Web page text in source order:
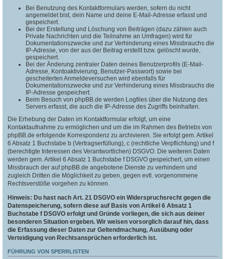
Bei Benutzung des Kontaktformulars werden, sofern du nicht
angemeldet bist, dein Name und deine E-Mail-Adresse erfasst und
gespeichert.
Bei der Erstellung und Löschung von Beiträgen (dazu zählen auch
Private Nachrichten und die Teilnahme an Umfragen) wird für
Dokumentationszwecke und zur Verhinderung eines Missbrauchs die
IP-Adresse, von der aus der Beitrag erstellt bzw. gelöscht wurde,
gespeichert.
Bei der Änderung zentraler Daten deines Benutzerprofils (E-Mail-
Adresse, Kontoaktivierung, Benutzer-Passwort) sowie bei
gescheiterten Anmeldeversuchen wird ebenfalls für
Dokumentationszwecke und zur Verhinderung eines Missbrauchs die
IP-Adresse gespeichert.
Beim Besuch von phpBB.de werden Logfiles über die Nutzung des
Servers erfasst, die auch die IP-Adresse des Zugriffs beinhalten.
Die Erhebung der Daten im Kontaktformular erfolgt, um eine
Kontaktaufnahme zu ermöglichen und um die im Rahmen des Betriebs von
phpBB.de erfolgende Korrespondenz zu archivieren. Sie erfolgt gem. Artikel
6 Absatz 1 Buchstabe b (Vertragserfüllung), c (rechtliche Verpflichtung) und f
(berechtigte Interessen des Verantwortlichen) DSGVO. Die weiteren Daten
werden gem. Artikel 6 Absatz 1 Buchstabe f DSGVO gespeichert, um einen
Missbrauch der auf phpBB.de angebotene Dienste zu verhindern und
zugleich Dritten die Möglichkeit zu geben, gegen evtl. vorgenommene
Rechtsverstöße vorgehen zu können.
Hinweis: Du hast nach Art. 21 DSGVO ein Widerspruchsrecht gegen die
Datenspeicherung, sofern diese auf Basis von Artikel 6 Absatz 1
Buchstabe f DSGVO erfolgt und Gründe vorliegen, die sich aus deiner
besonderen Situation ergeben. Wir weisen vorsorglich darauf hin, dass
die Erfassung dieser Daten zur Geltendmachung, Ausübung oder
Verteidigung von Rechtsansprüchen erforderlich ist.
FÜHRUNG VON SPERRLISTEN